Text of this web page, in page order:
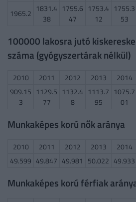
1965.2 1831.4
38
1755.6
47
1753.4
12
1755.3
53
100000 lakosra jutó
száma (gyógyszertárak nélkül)
2010 2011 2012 2013 2014
909.15
3
1129.5
77
1132.4
8
1113.7
95
1075.7
01
Munkaképes korú nők aránya
2010 2011 2012 2013 2014
49.599 49.847 49.981 50.022 49.933
Munkaképes korú férfiak